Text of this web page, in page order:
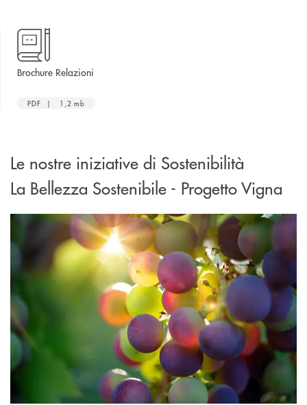
Brochure Relazioni
PDF | 1,2 mb
Le nostre iniziative di Sostenibilità
La Bellezza Sostenibile - Progetto Vigna